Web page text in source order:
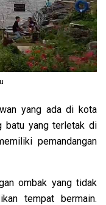
yang ada di kota
batu yang terletak di
pemandangan
ombak yang tidak
tempat bermain.